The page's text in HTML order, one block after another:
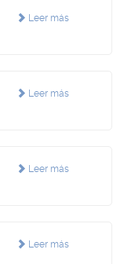
Leer más
Leer más
Leer más
Leer más